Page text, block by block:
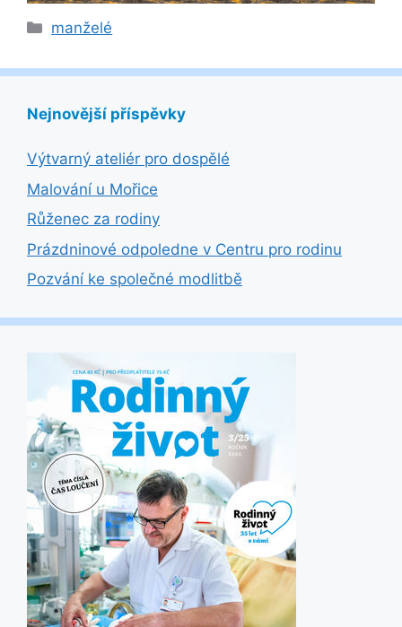
Rubriky
manželé
Nejnovější příspěvky
Výtvarný ateliér pro dospělé
Malování u Mořice
Růženec za rodiny
Prázdninové odpoledne v Centru pro rodinu
Pozvání ke společné modlitbě